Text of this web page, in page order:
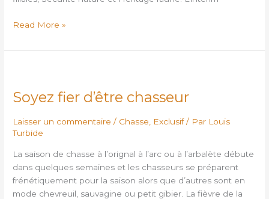
Read More »
Soyez fier d’être chasseur
Laisser un commentaire / Chasse Exclusif/ Par Louis
Turbide
La saison de chasse à l’orignal à l’arc ou à l’arbalète débute
dans quelques semaines et les chasseurs se préparent
frénétiquement pour la saison alors que d’autres sont en
mode chevreuil, sauvagine ou petit gibier. La fièvre de la
d’être